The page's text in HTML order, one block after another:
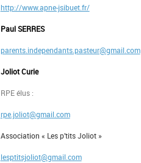
http://www.apne-jsibuet.fr/
Paul SERRES
parents.independants.pasteur@gmail.com
Joliot Curie
RPE élus :
rpe.joliot@gmail.com
Association « Les p’tits Joliot »
lesptitsjoliot@gmail.com